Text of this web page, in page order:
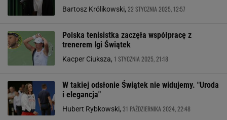
Bartosz Królikowski, 22 STYCZNIA 2025, 12:57
Polska tenisistka zaczęła współpracę z
trenerem Igi Świątek
Kacper Ciuksza, 1 STYCZNIA 2025, 21:18
W takiej odsłonie Świątek nie widujemy. "Uroda
i elegancja"
Hubert Rybkowski, 31 PAŹDZIERNIKA 2024, 22:48